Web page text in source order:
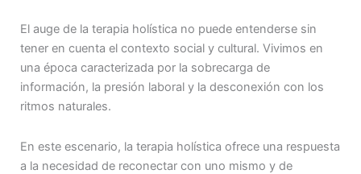
El auge de la terapia holística no puede entenderse sin
tener en cuenta el contexto social y cultural. Vivimos en
una época caracterizada por la sobrecarga de
información, la presión laboral y la desconexión con los
ritmos naturales.
En este escenario, la terapia holística ofrece una respuesta
a la necesidad de reconectar con uno mismo y de